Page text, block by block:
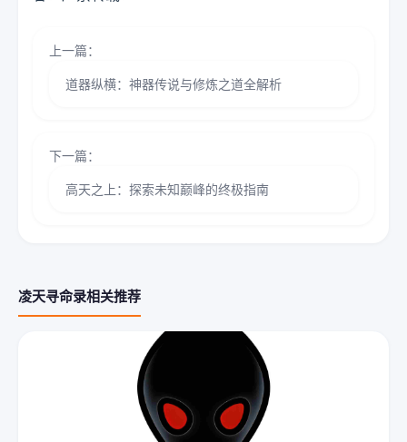
上一篇：
道器纵横：神器传说与修炼之道全解析
下一篇：
高天之上：探索未知巅峰的终极指南
凌天寻命录相关推荐